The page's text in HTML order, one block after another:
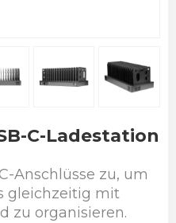
C-Ladestation
Anschlüsse zu, um
gleichzeitig mit
zu organisieren.